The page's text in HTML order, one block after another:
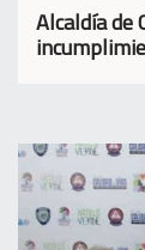
Alcaldía de